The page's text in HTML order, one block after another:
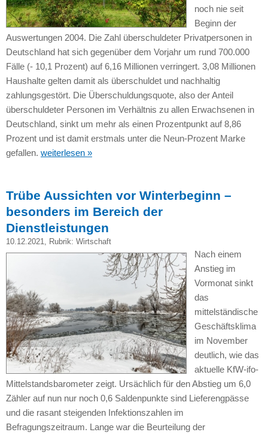
noch nie seit
Beginn der
Auswertungen 2004. Die Zahl überschuldeter Privatpersonen in
Deutschland hat sich gegenüber dem Vorjahr um rund 700.000
Fälle (- 10,1 Prozent) auf 6,16 Millionen verringert. 3,08 Millionen
Haushalte gelten damit als überschuldet und nachhaltig
zahlungsgestört. Die Überschuldungsquote, also der Anteil
überschuldeter Personen im Verhältnis zu allen Erwachsenen in
Deutschland, sinkt um mehr als einen Prozentpunkt auf 8,86
Prozent und ist damit erstmals unter die Neun-Prozent Marke
gefallen. weiterlesen »
Trübe Aussichten vor Winterbeginn –
besonders im Bereich der
Dienstleistungen
10.12.2021 , Rubrik: Wirtschaft
Nach einem
Anstieg im
Vormonat sinkt
das
mittelständische
Geschäftsklima
im November
deutlich, wie das
aktuelle KfW-ifo-
Mittelstandsbarometer zeigt. Ursächlich für den Abstieg um 6,0
Zähler auf nun nur noch 0,6 Saldenpunkte sind Lieferengpässe
und die rasant steigenden Infektionszahlen im
Befragungszeitraum. Lange war die Beurteilung der